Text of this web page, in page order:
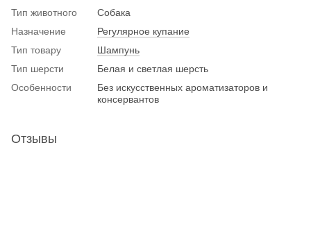
Тип животного
Собака
Назначение
Регулярное купание
Тип товару
Шампунь
Тип шерсти
Белая и светлая шерсть
Особенности
Без искусственных ароматизаторов и
консервантов
Отзывы